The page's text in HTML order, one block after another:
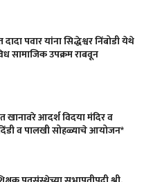
पवार यांना सिद्धेश्वर निंबोडी येथे
सामाजिक उपक्रम राबवून
खानावरे आदर्श विदया मंदिर व
दिंडी व पालखी सोहळ्याचे आयोजन*